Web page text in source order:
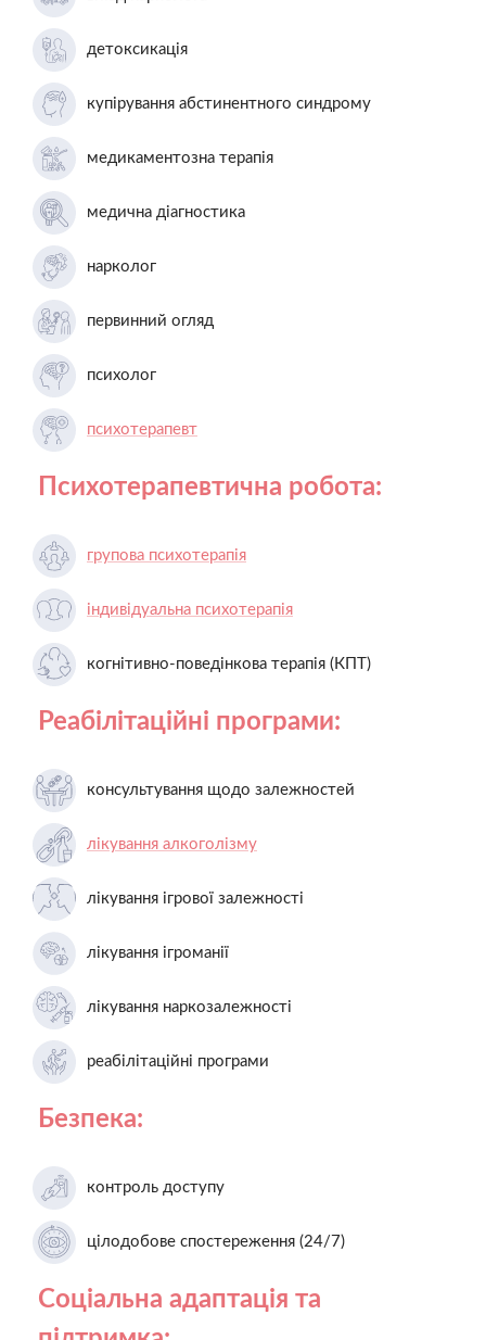
детоксикація
купірування абстинентного синдрому
медикаментозна терапія
медична діагностика
нарколог
первинний огляд
психолог
психотерапевт
Психотерапевтична робота:
групова психотерапія
індивідуальна психотерапія
когнітивно-поведінкова терапія (КПТ)
Реабілітаційні програми:
консультування щодо залежностей
лікування алкоголізму
лікування ігрової залежності
лікування ігроманії
лікування наркозалежності
реабілітаційні програми
Безпека:
контроль доступу
цілодобове спостереження (24/7)
Соціальна адаптація та